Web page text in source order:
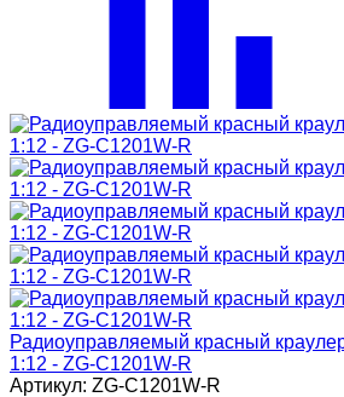
Радиоуправляемый красный
1:12 - ZG-C1201W-R
Артикул: ZG-C1201W-R